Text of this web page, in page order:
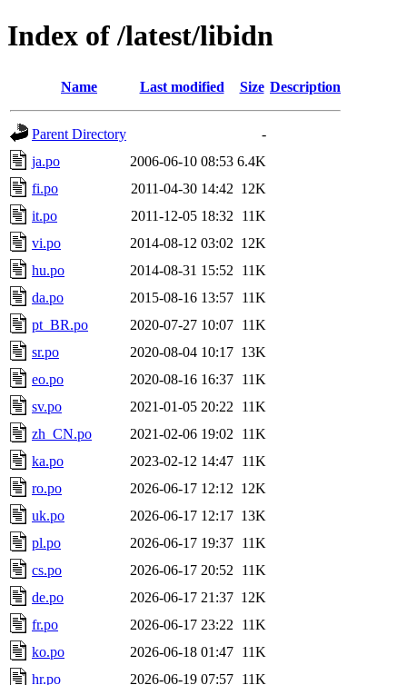
Index of /latest/libidn
Name Last modified Size Description
Parent Directory
-
ja.po
2006-06-10 08:53 6.4K
fi.po
2011-04-30 14:42 12K
it.po
2011-12-05 18:32
11K
vi.po
2014-08-12 03:02 12K
hu.po
2014-08-31 15:52
11K
da.po
2015-08-16 13:57 11K
pt_BR.po
2020-07-27 10:07 11K
sr.po
2020-08-04 10:17 13K
eo.po
2020-08-16 16:37 11K
sv.po
2021-01-05 20:22
11K
zh_CN.po
2021-02-06 19:02
11K
ka.po
2023-02-12 14:47 11K
ro.po
2026-06-17 12:12 12K
uk.po
2026-06-17 12:17 13K
pl.po
2026-06-17 19:37 11K
cs.po
2026-06-17 20:52
11K
de.po
2026-06-17 21:37 12K
fr.po
2026-06-17 23:22
11K
ko.po
2026-06-18 01:47 11K
hr.po
2026-06-19 07:57 11K